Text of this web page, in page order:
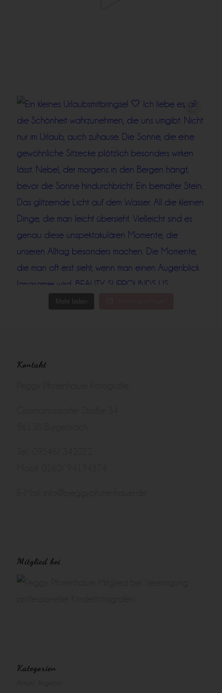
Mehr laden
Kontakt
Mitglied bei
Kategorien